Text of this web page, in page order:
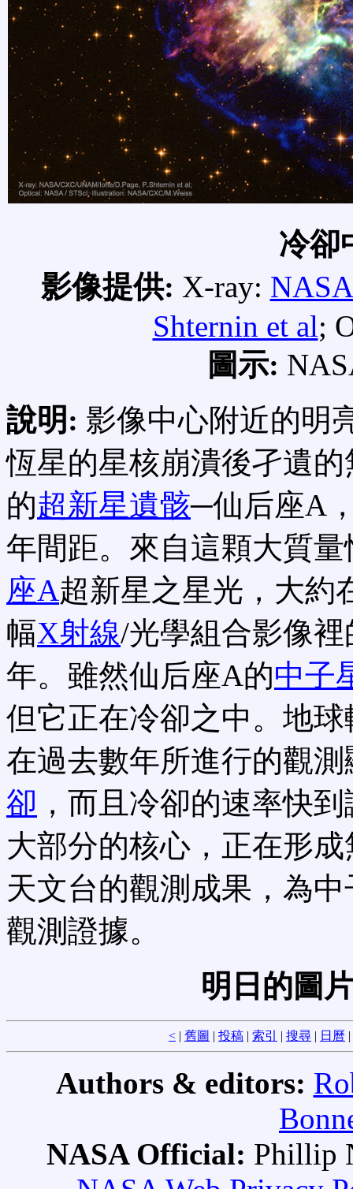
冷卻
影像提供: X-ray: NASA
Shternin et al;
圖示:
說明: 影像中心附近的明
恆星的星核崩潰後孑遺
的超新星遺骸─仙后座A
年間距。來自這顆大質
座A超新星之星光，大約
幅X射線/光學組合影像
年。雖然仙后座A的中子
但它正在冷卻之中。地
在過去數年所進行的觀
卻 ，而且冷卻的速率快
大部分的核心，正在形
天文台的觀測成果，為
觀測證據。
明日的圖
< | 舊圖 | 投稿 | 索引 | 搜尋 | 日曆 |
Authors & editors:
NASA Official: Phillip